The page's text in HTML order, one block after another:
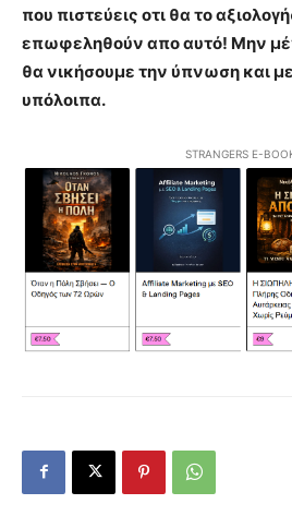
που πιστεύεις οτι θα το
επωφεληθούν απο αυτό! Μην
θα νικήσουμε την ύπνωση και
υπόλοιπα.
STRANGERS E-